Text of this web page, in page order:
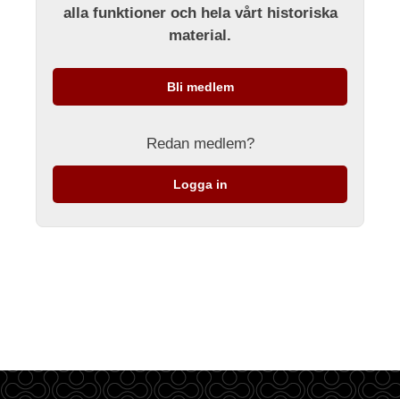
alla funktioner och hela vårt historiska
material.
Bli medlem
Redan medlem?
Logga in